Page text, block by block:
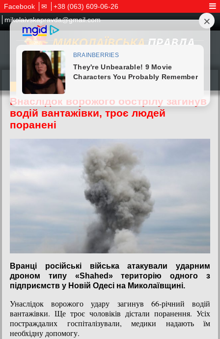
Facebook ✉
+38 (063) 609-06-26
mikolaivskapravda@gmail.com
01.07.2026
Внаслідок ворожого обстрілу загинув
водій вантажівки, троє людей
поранені
Вранці російські війська атакували ударним
дроном типу «Shahed» територію одного з
підприємств у Новій Одесі на Миколаївщині.
Унаслідок ворожого удару загинув 66-річний водій
вантажівки. Ще троє чоловіків дістали поранення. Усіх
постраждалих госпіталізували, медики надають їм
необхідну допомогу.